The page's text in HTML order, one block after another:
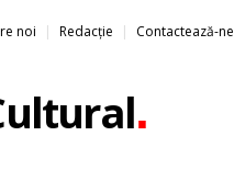
noi Redacție Contactează-ne
.